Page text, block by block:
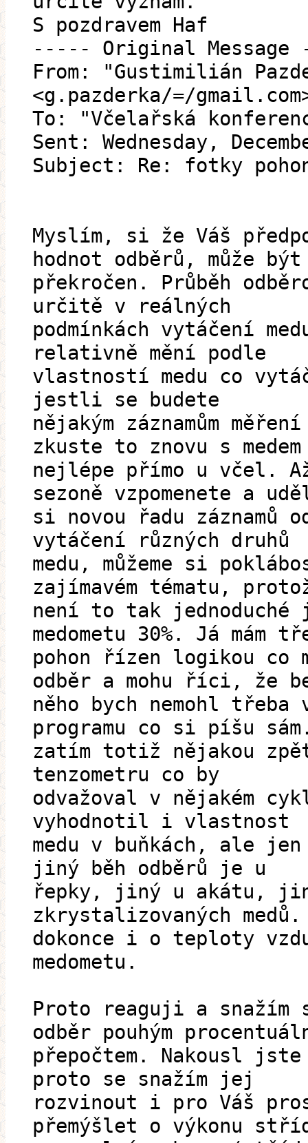
S pozdravem Haf
----- Original
From: "Gustimilián
<g.pazderka/=/
To: "Včelařská
Sent: Wednesday,
Subject: Re: fotky
Myslím, si že Váš
hodnot odběrů, může
překročen. Průběh
určitě v reálných
podmínkách vytáčení
relativně mění podle
vlastností medu co
jestli se budete
nějakým záznamům
zkuste to znovu s medem
nejlépe přímo u včel.
sezoně vzpomenete a
si novou řadu záznamů
vytáčení různých druhů
medu, můžeme si
zajímavém tématu,
není to tak
medometu 30%. Já mám
pohon řízen logikou co
odběr a mohu říci, že
něho bych nemohl
programu co si píšu sám.
zatím totiž nějakou
tenzometru co by
odvažoval v nějakém
vyhodnotil i vlastnost
medu v buňkách, ale
jiný běh odběrů je u
řepky, jiný u akátu,
zkrystalizovaných medů.
dokonce i o teploty
medometu.
Proto reaguji a snažím
odběr pouhým
přepočtem. Nakousl
proto se snažím jej
rozvinout i pro Váš
přemýšlet o výkonu